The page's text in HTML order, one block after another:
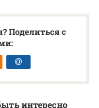
Поделиться с
интересно